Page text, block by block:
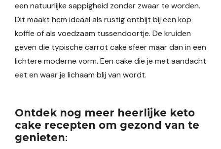
een natuurlijke sappigheid zonder zwaar te worden.
Dit maakt hem ideaal als rustig ontbijt bij een kop
koffie of als voedzaam tussendoortje. De kruiden
geven die typische carrot cake sfeer maar dan in een
lichtere moderne vorm. Een cake die je met aandacht
eet en waar je lichaam blij van wordt.
Ontdek nog meer heerlijke keto
cake recepten om gezond van te
genieten: